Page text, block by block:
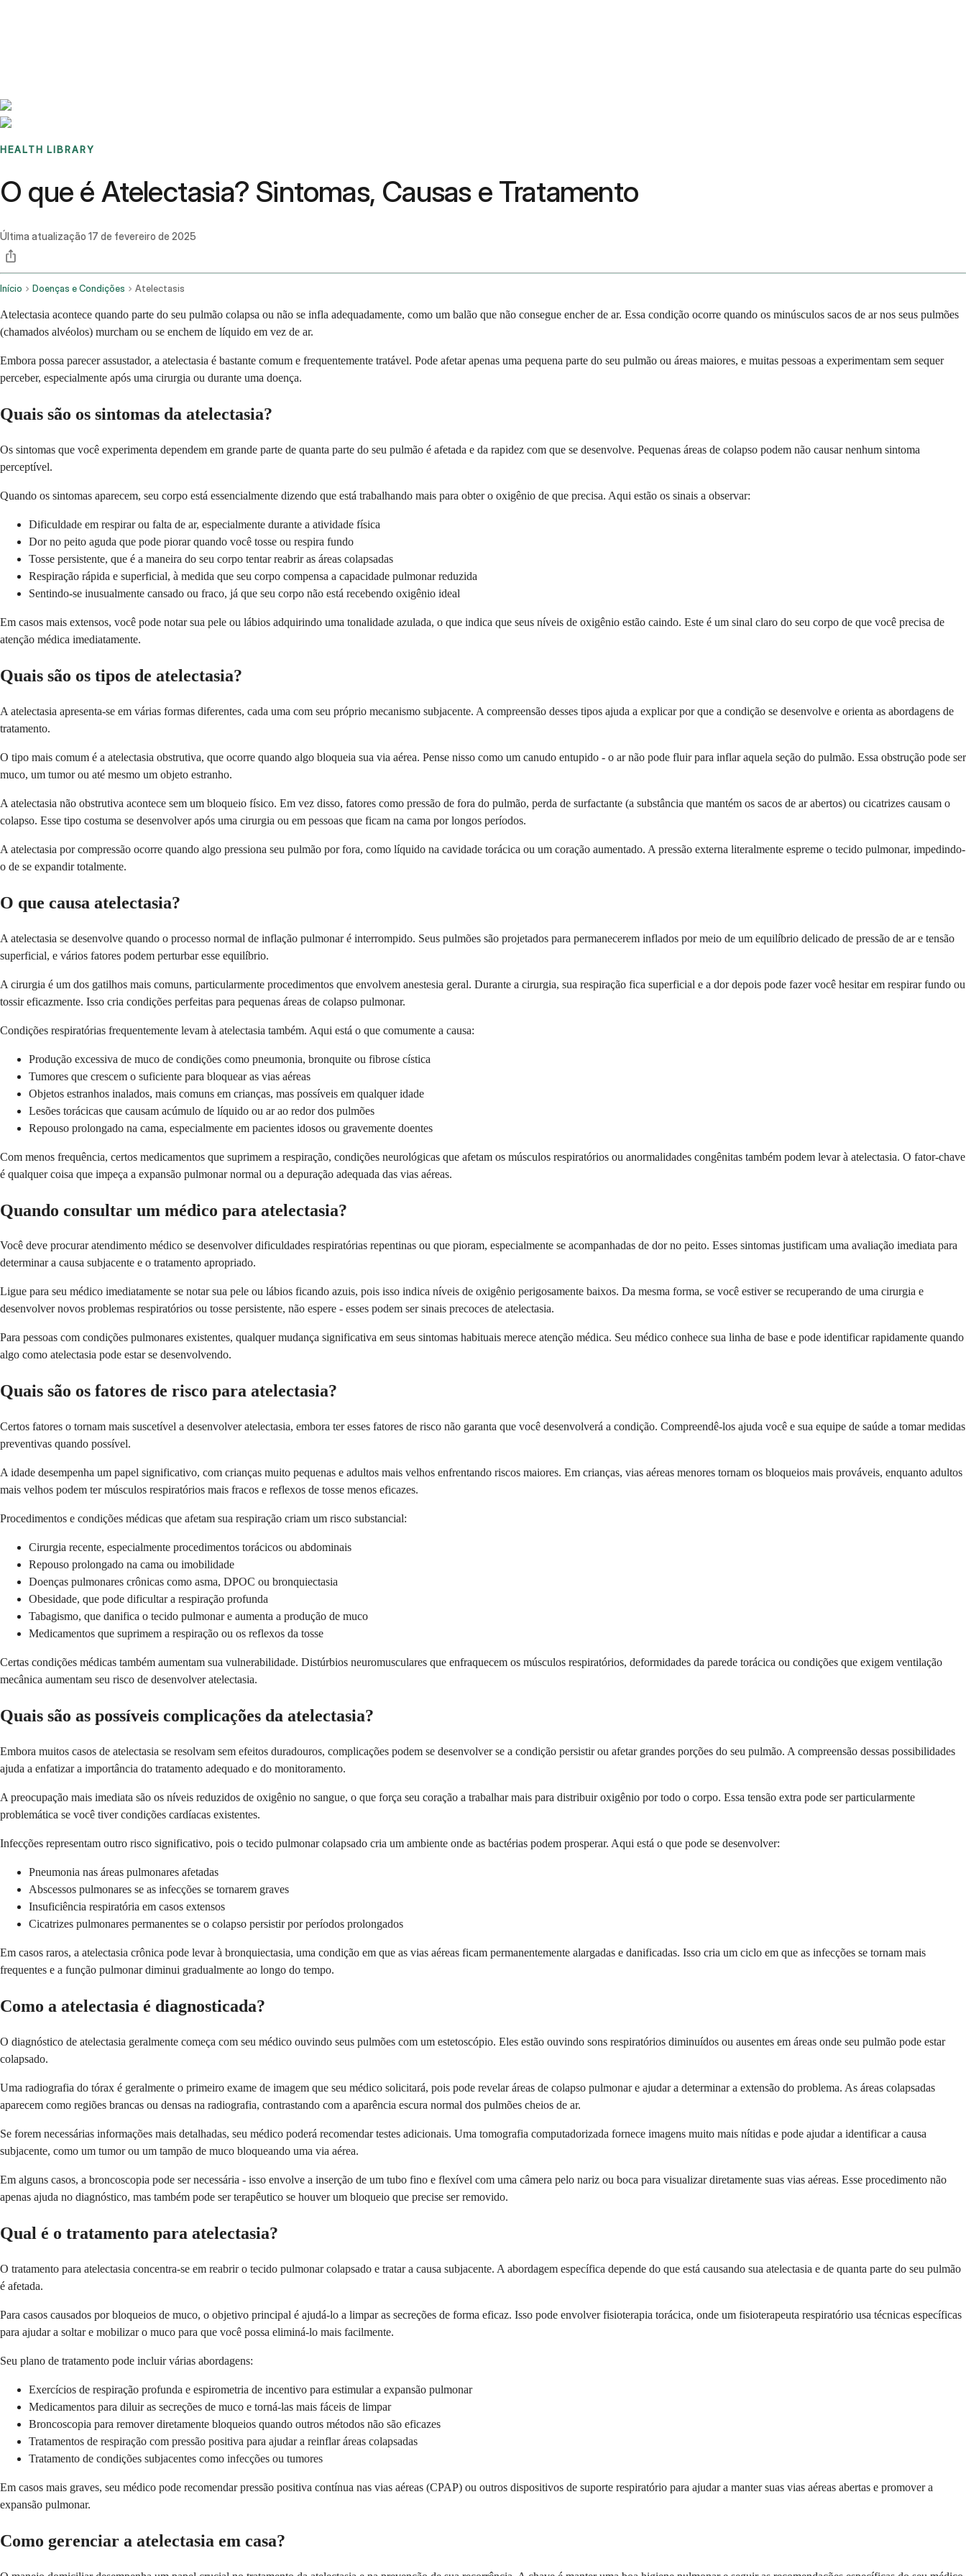
HEALTH LIBRARY
O que é Atelectasia? Sintomas, Causas e Tratamento
Última atualização 17 de fevereiro de 2025
Início Doenças e Condições Atelectasis
Atelectasia acontece quando parte do seu pulmão colapsa ou não se infla adequadamente, como um balão que não consegue encher de ar. Essa condição ocorre quando os minúsculos sacos de ar nos seus pulmões
(chamados alvéolos) murcham ou se enchem de líquido em vez de ar.
Embora possa parecer assustador, a atelectasia é bastante comum e frequentemente tratável. Pode afetar apenas uma pequena parte do seu pulmão ou áreas maiores, e muitas pessoas a experimentam sem sequer
perceber, especialmente após uma cirurgia ou durante uma doença.
Quais são os sintomas da atelectasia?
Os sintomas que você experimenta dependem em grande parte de quanta parte do seu pulmão é afetada e da rapidez com que se desenvolve. Pequenas áreas de colapso podem não causar nenhum sintoma
perceptível.
Quando os sintomas aparecem, seu corpo está essencialmente dizendo que está trabalhando mais para obter o oxigênio de que precisa. Aqui estão os sinais a observar:
Dificuldade em respirar ou falta de ar, especialmente durante a atividade física
Dor no peito aguda que pode piorar quando você tosse ou respira fundo
Tosse persistente, que é a maneira do seu corpo tentar reabrir as áreas colapsadas
Respiração rápida e superficial, à medida que seu corpo compensa a capacidade pulmonar reduzida
Sentindo-se inusualmente cansado ou fraco, já que seu corpo não está recebendo oxigênio ideal
Em casos mais extensos, você pode notar sua pele ou lábios adquirindo uma tonalidade azulada, o que indica que seus níveis de oxigênio estão caindo. Este é um sinal claro do seu corpo de que você precisa de
atenção médica imediatamente.
Quais são os tipos de atelectasia?
A atelectasia apresenta-se em várias formas diferentes, cada uma com seu próprio mecanismo subjacente. A compreensão desses tipos ajuda a explicar por que a condição se desenvolve e orienta as abordagens de
tratamento.
O tipo mais comum é a atelectasia obstrutiva, que ocorre quando algo bloqueia sua via aérea. Pense nisso como um canudo entupido - o ar não pode fluir para inflar aquela seção do pulmão. Essa obstrução pode ser
muco, um tumor ou até mesmo um objeto estranho.
A atelectasia não obstrutiva acontece sem um bloqueio físico. Em vez disso, fatores como pressão de fora do pulmão, perda de surfactante (a substância que mantém os sacos de ar abertos) ou cicatrizes causam o
colapso. Esse tipo costuma se desenvolver após uma cirurgia ou em pessoas que ficam na cama por longos períodos.
A atelectasia por compressão ocorre quando algo pressiona seu pulmão por fora, como líquido na cavidade torácica ou um coração aumentado. A pressão externa literalmente espreme o tecido pulmonar, impedindo-
o de se expandir totalmente.
O que causa atelectasia?
A atelectasia se desenvolve quando o processo normal de inflação pulmonar é interrompido. Seus pulmões são projetados para permanecerem inflados por meio de um equilíbrio delicado de pressão de ar e tensão
superficial, e vários fatores podem perturbar esse equilíbrio.
A cirurgia é um dos gatilhos mais comuns, particularmente procedimentos que envolvem anestesia geral. Durante a cirurgia, sua respiração fica superficial e a dor depois pode fazer você hesitar em respirar fundo ou
tossir eficazmente. Isso cria condições perfeitas para pequenas áreas de colapso pulmonar.
Condições respiratórias frequentemente levam à atelectasia também. Aqui está o que comumente a causa:
Produção excessiva de muco de condições como pneumonia, bronquite ou fibrose cística
Tumores que crescem o suficiente para bloquear as vias aéreas
Objetos estranhos inalados, mais comuns em crianças, mas possíveis em qualquer idade
Lesões torácicas que causam acúmulo de líquido ou ar ao redor dos pulmões
Repouso prolongado na cama, especialmente em pacientes idosos ou gravemente doentes
Com menos frequência, certos medicamentos que suprimem a respiração, condições neurológicas que afetam os músculos respiratórios ou anormalidades congênitas também podem levar à atelectasia. O fator-chave
é qualquer coisa que impeça a expansão pulmonar normal ou a depuração adequada das vias aéreas.
Quando consultar um médico para atelectasia?
Você deve procurar atendimento médico se desenvolver dificuldades respiratórias repentinas ou que pioram, especialmente se acompanhadas de dor no peito. Esses sintomas justificam uma avaliação imediata para
determinar a causa subjacente e o tratamento apropriado.
Ligue para seu médico imediatamente se notar sua pele ou lábios ficando azuis, pois isso indica níveis de oxigênio perigosamente baixos. Da mesma forma, se você estiver se recuperando de uma cirurgia e
desenvolver novos problemas respiratórios ou tosse persistente, não espere - esses podem ser sinais precoces de atelectasia.
Para pessoas com condições pulmonares existentes, qualquer mudança significativa em seus sintomas habituais merece atenção médica. Seu médico conhece sua linha de base e pode identificar rapidamente quando
algo como atelectasia pode estar se desenvolvendo.
Quais são os fatores de risco para atelectasia?
Certos fatores o tornam mais suscetível a desenvolver atelectasia, embora ter esses fatores de risco não garanta que você desenvolverá a condição. Compreendê-los ajuda você e sua equipe de saúde a tomar medidas
preventivas quando possível.
A idade desempenha um papel significativo, com crianças muito pequenas e adultos mais velhos enfrentando riscos maiores. Em crianças, vias aéreas menores tornam os bloqueios mais prováveis, enquanto adultos
mais velhos podem ter músculos respiratórios mais fracos e reflexos de tosse menos eficazes.
Procedimentos e condições médicas que afetam sua respiração criam um risco substancial:
Cirurgia recente, especialmente procedimentos torácicos ou abdominais
Repouso prolongado na cama ou imobilidade
Doenças pulmonares crônicas como asma, DPOC ou bronquiectasia
Obesidade, que pode dificultar a respiração profunda
Tabagismo, que danifica o tecido pulmonar e aumenta a produção de muco
Medicamentos que suprimem a respiração ou os reflexos da tosse
Certas condições médicas também aumentam sua vulnerabilidade. Distúrbios neuromusculares que enfraquecem os músculos respiratórios, deformidades da parede torácica ou condições que exigem ventilação
mecânica aumentam seu risco de desenvolver atelectasia.
Quais são as possíveis complicações da atelectasia?
Embora muitos casos de atelectasia se resolvam sem efeitos duradouros, complicações podem se desenvolver se a condição persistir ou afetar grandes porções do seu pulmão. A compreensão dessas possibilidades
ajuda a enfatizar a importância do tratamento adequado e do monitoramento.
A preocupação mais imediata são os níveis reduzidos de oxigênio no sangue, o que força seu coração a trabalhar mais para distribuir oxigênio por todo o corpo. Essa tensão extra pode ser particularmente
problemática se você tiver condições cardíacas existentes.
Infecções representam outro risco significativo, pois o tecido pulmonar colapsado cria um ambiente onde as bactérias podem prosperar. Aqui está o que pode se desenvolver:
Pneumonia nas áreas pulmonares afetadas
Abscessos pulmonares se as infecções se tornarem graves
Insuficiência respiratória em casos extensos
Cicatrizes pulmonares permanentes se o colapso persistir por períodos prolongados
Em casos raros, a atelectasia crônica pode levar à bronquiectasia, uma condição em que as vias aéreas ficam permanentemente alargadas e danificadas. Isso cria um ciclo em que as infecções se tornam mais
frequentes e a função pulmonar diminui gradualmente ao longo do tempo.
Como a atelectasia é diagnosticada?
O diagnóstico de atelectasia geralmente começa com seu médico ouvindo seus pulmões com um estetoscópio. Eles estão ouvindo sons respiratórios diminuídos ou ausentes em áreas onde seu pulmão pode estar
colapsado.
Uma radiografia do tórax é geralmente o primeiro exame de imagem que seu médico solicitará, pois pode revelar áreas de colapso pulmonar e ajudar a determinar a extensão do problema. As áreas colapsadas
aparecem como regiões brancas ou densas na radiografia, contrastando com a aparência escura normal dos pulmões cheios de ar.
Se forem necessárias informações mais detalhadas, seu médico poderá recomendar testes adicionais. Uma tomografia computadorizada fornece imagens muito mais nítidas e pode ajudar a identificar a causa
subjacente, como um tumor ou um tampão de muco bloqueando uma via aérea.
Em alguns casos, a broncoscopia pode ser necessária - isso envolve a inserção de um tubo fino e flexível com uma câmera pelo nariz ou boca para visualizar diretamente suas vias aéreas. Esse procedimento não
apenas ajuda no diagnóstico, mas também pode ser terapêutico se houver um bloqueio que precise ser removido.
Qual é o tratamento para atelectasia?
O tratamento para atelectasia concentra-se em reabrir o tecido pulmonar colapsado e tratar a causa subjacente. A abordagem específica depende do que está causando sua atelectasia e de quanta parte do seu pulmão
é afetada.
Para casos causados por bloqueios de muco, o objetivo principal é ajudá-lo a limpar as secreções de forma eficaz. Isso pode envolver fisioterapia torácica, onde um fisioterapeuta respiratório usa técnicas específicas
para ajudar a soltar e mobilizar o muco para que você possa eliminá-lo mais facilmente.
Seu plano de tratamento pode incluir várias abordagens:
Exercícios de respiração profunda e espirometria de incentivo para estimular a expansão pulmonar
Medicamentos para diluir as secreções de muco e torná-las mais fáceis de limpar
Broncoscopia para remover diretamente bloqueios quando outros métodos não são eficazes
Tratamentos de respiração com pressão positiva para ajudar a reinflar áreas colapsadas
Tratamento de condições subjacentes como infecções ou tumores
Em casos mais graves, seu médico pode recomendar pressão positiva contínua nas vias aéreas (CPAP) ou outros dispositivos de suporte respiratório para ajudar a manter suas vias aéreas abertas e promover a
expansão pulmonar.
Como gerenciar a atelectasia em casa?